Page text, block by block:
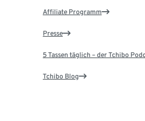
Affiliate Programm
Presse
5 Tassen täglich – der Tchibo
Tchibo Blog